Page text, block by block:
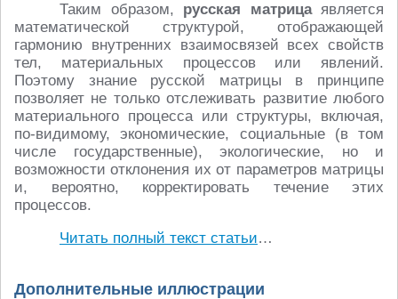
Таким образом, русская матрицаявляется
математической структурой, отображающей
гармонию внутренних взаимосвязей всех свойств
тел, материальных процессов или явлений.
Поэтому знание русской матрицы в принципе
позволяет не только отслеживать развитие любого
материального процесса или структуры, включая,
по-видимому, экономические, социальные (в том
числе государственные), экологические, но и
возможности отклонения их от параметров матрицы
и, вероятно, корректировать течение этих
процессов.
Читать полный текст статьи…
Дополнительные иллюстрации